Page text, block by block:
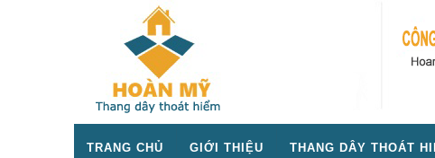
TRANG CHỦ GIỚI THIỆU THANG DÂY THOÁT